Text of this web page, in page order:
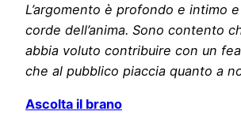
L’argomento è profondo e intimo
corde dell’anima. Sono contento
abbia voluto contribuire con un
che al pubblico piaccia quanto a
Ascolta il brano